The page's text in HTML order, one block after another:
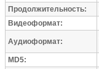
Продолжительность:
Видеоформат:
Аудиоформат:
MD5: